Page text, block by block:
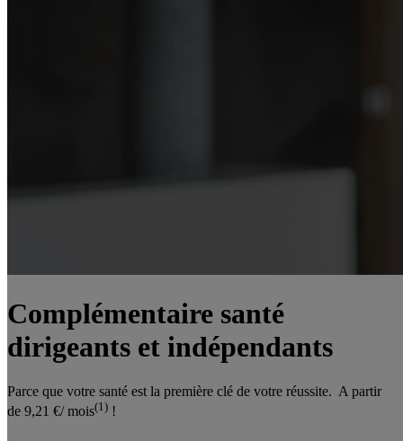
Complémentaire santé
dirigeants et indépendants
Parce que votre santé est la première clé de votre réussite. A partir
de 9,21 €/ mois(1) !